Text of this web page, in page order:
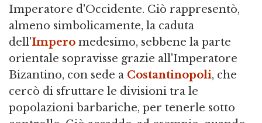
Imperatore d'Occidente. Ciò rappresentò,
almeno simbolicamente, la caduta
dell'Impero medesimo, sebbene la parte
orientale sopravisse grazie all'Imperatore
Bizantino, con sede a Costantinopoli, che
cercò di sfruttare le divisioni tra le
popolazioni barbariche, per tenerle sotto